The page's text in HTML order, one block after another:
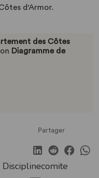
d'Armor.
des Côtes
Diagramme de
Partager